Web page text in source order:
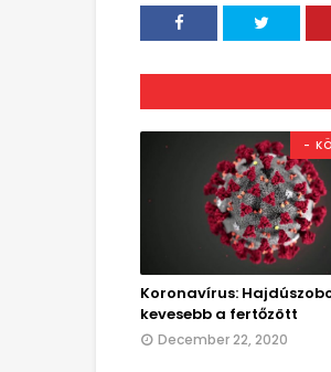
-
Koronavírus:
kevesebb a fertőzött
December 22, 2020